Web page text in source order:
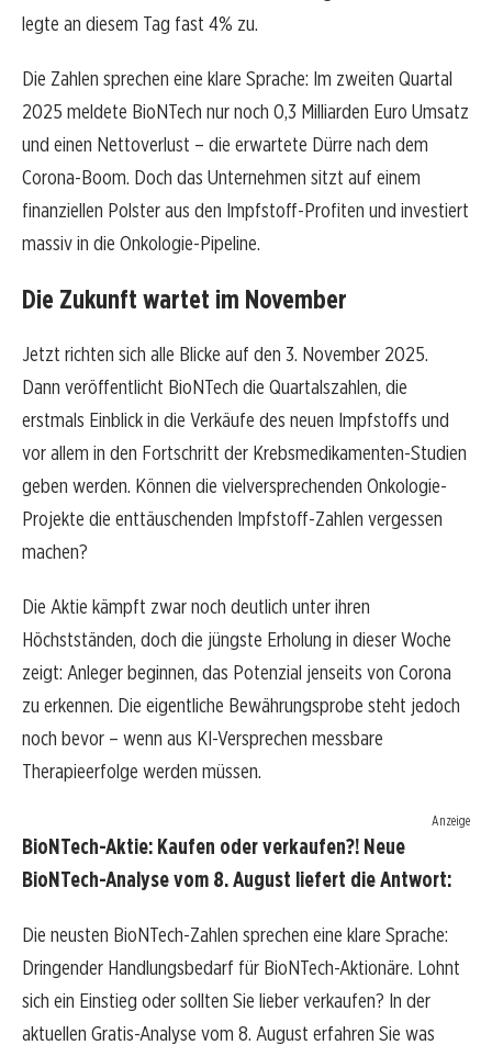
legte an diesem Tag fast 4% zu.
Die Zahlen sprechen eine klare Sprache: Im zweiten Quartal
2025 meldete BioNTech nur noch 0,3 Milliarden Euro Umsatz
und einen Nettoverlust – die erwartete Dürre nach dem
Corona-Boom. Doch das Unternehmen sitzt auf einem
finanziellen Polster aus den Impfstoff-Profiten und investiert
massiv in die Onkologie-Pipeline.
Die Zukunft wartet im November
Jetzt richten sich alle Blicke auf den 3. November 2025.
Dann veröffentlicht BioNTech die Quartalszahlen, die
erstmals Einblick in die Verkäufe des neuen Impfstoffs und
vor allem in den Fortschritt der Krebsmedikamenten-Studien
geben werden. Können die vielversprechenden Onkologie-
Projekte die enttäuschenden Impfstoff-Zahlen vergessen
machen?
Die Aktie kämpft zwar noch deutlich unter ihren
Höchstständen, doch die jüngste Erholung in dieser Woche
zeigt: Anleger beginnen, das Potenzial jenseits von Corona
zu erkennen. Die eigentliche Bewährungsprobe steht jedoch
noch bevor – wenn aus KI-Versprechen messbare
Therapieerfolge werden müssen.
Anzeige
BioNTech-Aktie: Kaufen oder verkaufen?! Neue
BioNTech-Analyse vom 8. August liefert die Antwort:
Die neusten BioNTech-Zahlen sprechen eine klare Sprache:
Dringender Handlungsbedarf für BioNTech-Aktionäre. Lohnt
sich ein Einstieg oder sollten Sie lieber verkaufen? In der
aktuellen Gratis-Analyse vom 8. August erfahren Sie was